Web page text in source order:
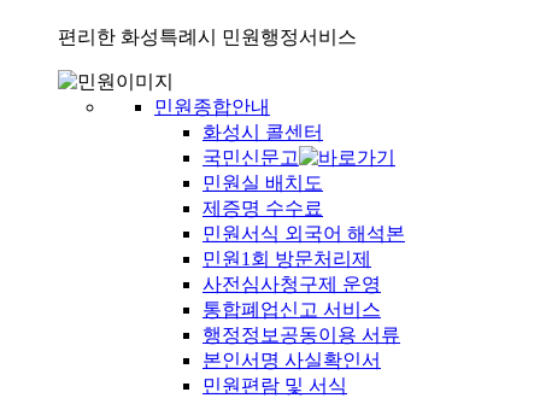
편리한 화성특례시 민원행정서비스
민원종합안내
화성시 콜센터
국민신문고
민원실 배치도
제증명 수수료
민원서식 외국어 해석본
민원1회 방문처리제
사전심사청구제 운영
통합폐업신고 서비스
행정정보공동이용 서류
본인서명 사실확인서
민원편람 및 서식